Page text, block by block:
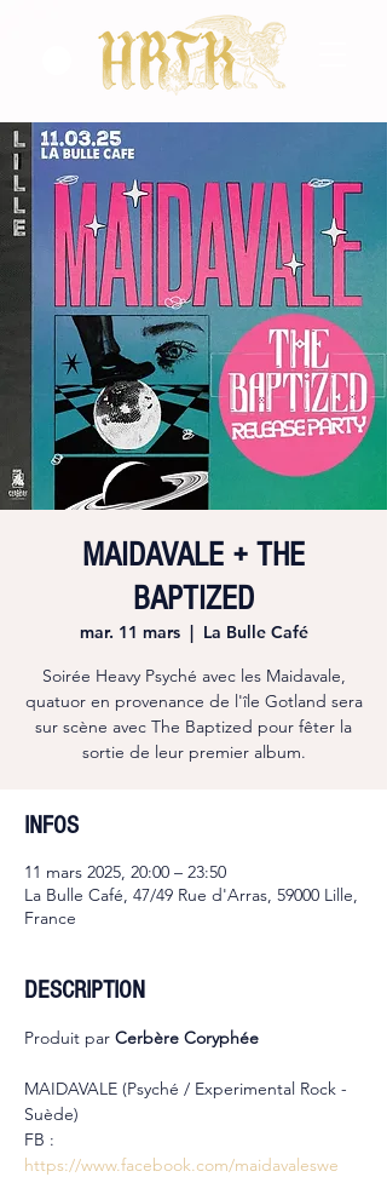
MAIDAVALE + THE
BAPTIZED
mar. 11 mars
  |
La Bulle Café
Soirée Heavy Psyché avec les Maidavale,
quatuor en provenance de l'île Gotland sera
sur scène avec The Baptized pour fêter la
sortie de leur premier album.
INFOS
11 mars 2025, 20:00 – 23:50
La Bulle Café, 47/49 Rue d'Arras, 59000 Lille,
France
DESCRIPTION
Produit par Cerbère Coryphée
MAIDAVALE (Psyché / Experimental Rock -
Suède)
FB :
https://www.facebook.com/maidavaleswe